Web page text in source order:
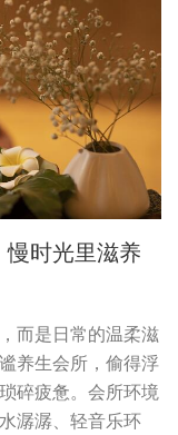
时光里滋养
而是日常的温柔滋
养生会所，偷得浮
碎疲惫。会所环境
潺潺、轻音乐环